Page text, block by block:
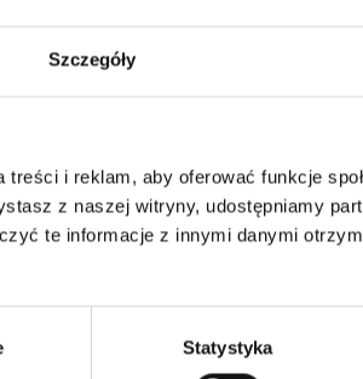
Szczegóły
i reklam, aby oferować funkcje
z naszej witryny, udostępniamy
te informacje z innymi danymi
Statystyka
działań